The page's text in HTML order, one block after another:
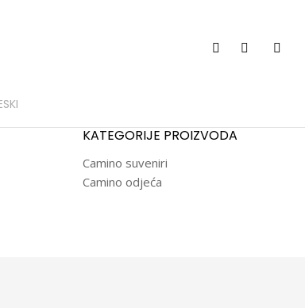
KATEGORIJE PROIZVODA
Camino suveniri
Camino odjeća